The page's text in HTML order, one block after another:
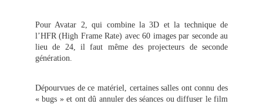
Pour Avatar 2, qui combine la 3D et la technique de
l’HFR (High Frame Rate) avec 60 images par seconde au
lieu de 24, il faut même des projecteurs de seconde
génération.
Dépourvues de ce matériel, certaines salles ont connu des
« bugs » et ont dû annuler des séances ou diffuser le film